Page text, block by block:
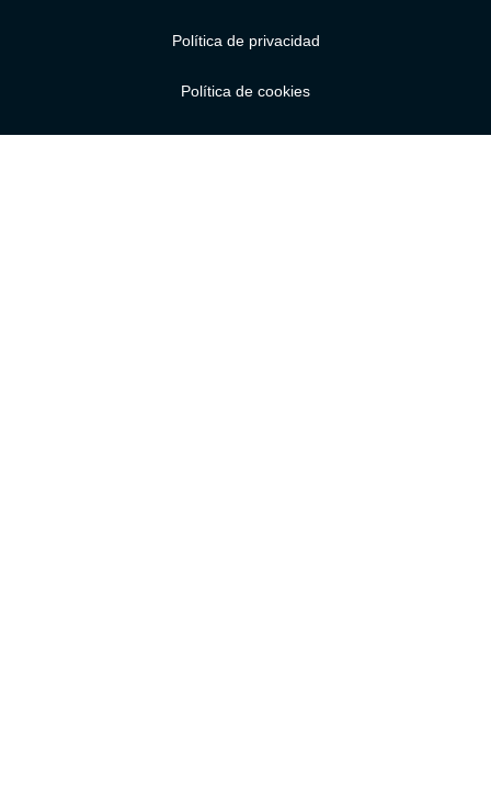
Política de privacidad
Política de cookies